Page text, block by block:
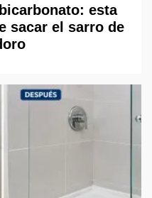
esta
sacar el sarro de